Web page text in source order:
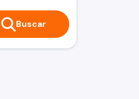
Buscar